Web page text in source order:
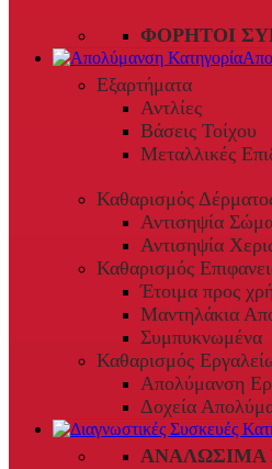
ΦΟΡΗΤΟΊ
Εξαρτήματα
Αντλίες
Βάσεις Τοίχου
Μεταλλικές
Καθαρισμός
Αντισηψία
Αντισηψία
Καθαρισμός
Έτοιμα προς
Μαντηλάκια
Συμπυκνωμένα
Καθαρισμός
Απολύμανση
Δοχεία
ΑΝΑΛΏΣΙΜΑ